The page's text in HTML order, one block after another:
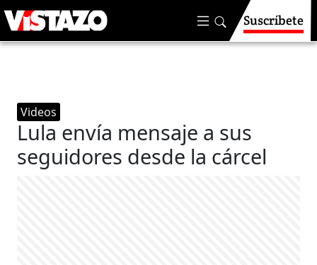
Suscríbete
Videos
Lula envía mensaje a sus
seguidores desde la cárcel